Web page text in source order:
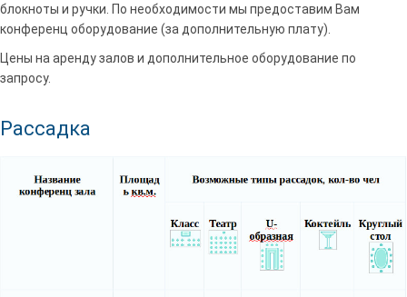
блокноты и ручки. По необходимости мы предоставим Вам
конференц оборудование (за дополнительную плату).
Цены на аренду залов и дополнительное оборудование по
запросу.
Рассадка